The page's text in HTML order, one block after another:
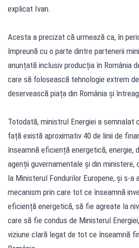
explicat Ivan.
Acesta a precizat că urmează ca, în
împreună cu o parte dintre partenerii
anunțată inclusiv producția în România
care să folosească tehnologie extrem
deservească piața din România și
Totodată, ministrul Energiei a semnalat
față există aproximativ 40 de linii de
înseamnă eficiență energetică, energie,
agenții guvernamentale și din ministere,
la Ministerul Fondurilor Europene, și s-a
mecanism prin care tot ce înseamnă
eficiență energetică, să fie agreate la
care să fie condus de Ministerul
viziune clară legat de tot ce înseamnă